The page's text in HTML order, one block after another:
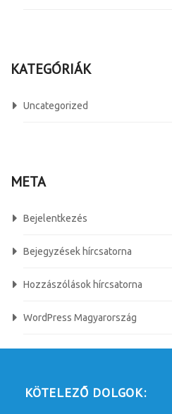
KATEGÓRIÁK
Uncategorized
META
Bejelentkezés
Bejegyzések hírcsatorna
Hozzászólások hírcsatorna
WordPress Magyarország
KÖTELEZŐ DOLGOK: